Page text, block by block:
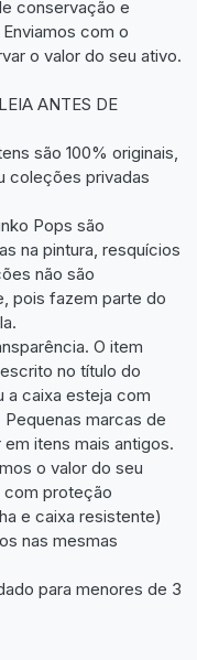
conservação e
com o
o valor do seu ativo.
ANTES DE
são 100% originais,
coleções privadas
Pops são
na pintura, resquícios
não são
pois fazem parte do
O item
no título do
a caixa esteja com
marcas de
itens mais antigos.
o valor do seu
com proteção
e caixa resistente)
nas mesmas
para menores de 3